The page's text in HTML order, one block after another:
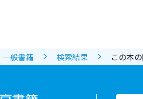
一般書籍 検索結果 この本